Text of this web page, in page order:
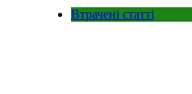
Втрачені статті